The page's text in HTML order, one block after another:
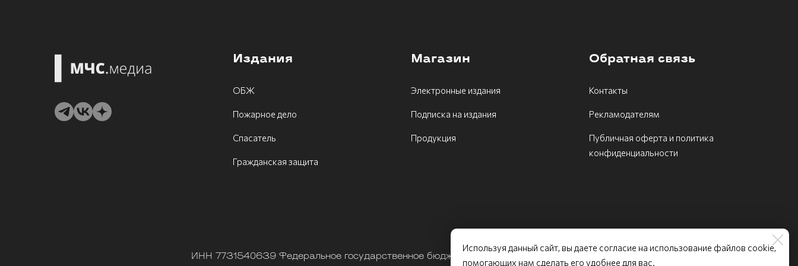
Издания
ОБЖ
Пожарное дело
Спасатель
Гражданская защита
Магазин
Электронные издания
Подписка на издания
Продукция
Обратная связь
Контакты
Рекламодателям
Публичная оферта и политика
конфиденциальности
Используя данный сайт, вы даете согласие на использование файлов cookie,
помогающих нам сделать его удобнее для вас.
ИНН 7731540639 Федеральное государственное бюджетное учреждение «МЧС Медиа»